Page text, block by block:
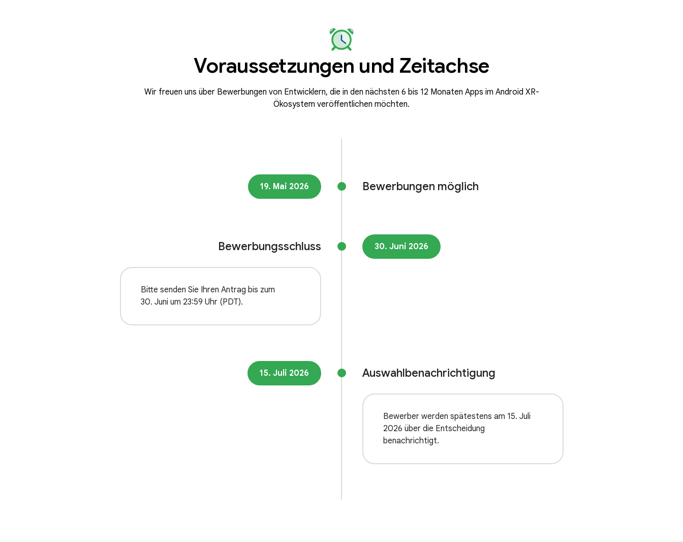
Voraussetzungen und Zeitachse
Wir freuen uns über Bewerbungen von Entwicklern, die in den nächsten 6 bis 12 Monaten Apps im Android XR-
Ökosystem veröffentlichen möchten.
19. Mai 2026 Bewerbungen möglich
30. Juni 2026
Bewerbungsschluss
Bitte senden Sie Ihren Antrag bis zum
30. Juni um 23:59 Uhr (PDT).
15. Juli 2026 Auswahlbenachrichtigung
Bewerber werden spätestens am 15. Juli
2026 über die Entscheidung
benachrichtigt.